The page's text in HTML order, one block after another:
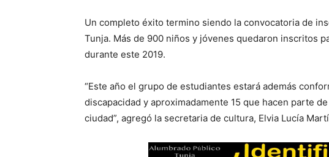
Un completo éxito termino siendo la convocatoria de
Tunja. Más de 900 niños y jóvenes quedaron inscritos
durante este 2019.
“Este año el grupo de estudiantes estará además
discapacidad y aproximadamente 15 que hacen parte
ciudad”, agregó la secretaria de cultura, Elvia Lucía